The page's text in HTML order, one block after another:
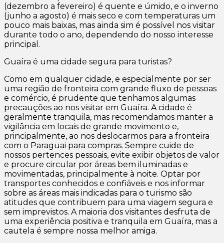
(dezembro a fevereiro) é quente e úmido, e o inverno
(junho a agosto) é mais seco e com temperaturas um
pouco mais baixas, mas ainda sim é possível nos visitar
durante todo o ano, dependendo do nosso interesse
principal.
Guaíra é uma cidade segura para turistas?
Como em qualquer cidade, e especialmente por ser
uma região de fronteira com grande fluxo de pessoas
e comércio, é prudente que tenhamos algumas
precauções ao nos visitar em Guaíra. A cidade é
geralmente tranquila, mas recomendamos manter a
vigilância em locais de grande movimento e,
principalmente, ao nos deslocarmos para a fronteira
com o Paraguai para compras. Sempre cuide de
nossos pertences pessoais, evite exibir objetos de valor
e procure circular por áreas bem iluminadas e
movimentadas, principalmente à noite. Optar por
transportes conhecidos e confiáveis e nos informar
sobre as áreas mais indicadas para o turismo são
atitudes que contribuem para uma viagem segura e
sem imprevistos. A maioria dos visitantes desfruta de
uma experiência positiva e tranquila em Guaíra, mas a
cautela é sempre nossa melhor amiga.